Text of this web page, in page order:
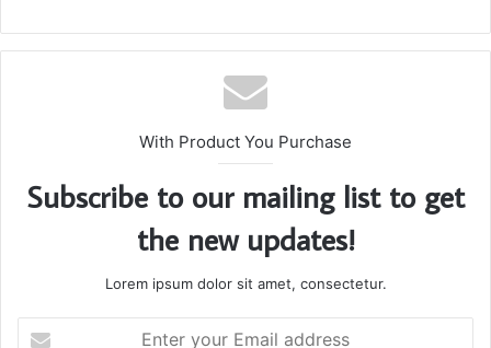
With Product You Purchase
Subscribe to our mailing list to get
the new updates!
Lorem ipsum dolor sit amet, consectetur.